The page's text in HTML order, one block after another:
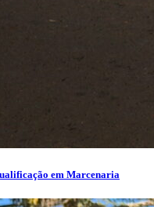
em Marcenaria